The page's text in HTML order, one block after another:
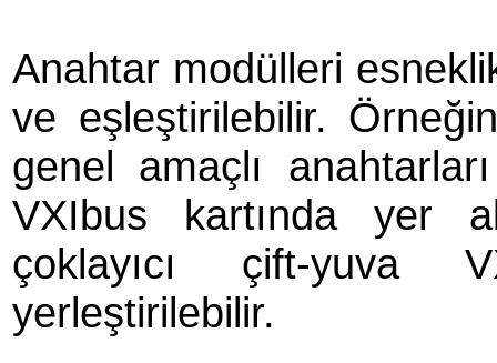
Anahtar modülleri
ve eşleştirilebilir.
genel amaçlı
VXIbus kartında yer
çoklayıcı çift-yuva
yerleştirilebilir.